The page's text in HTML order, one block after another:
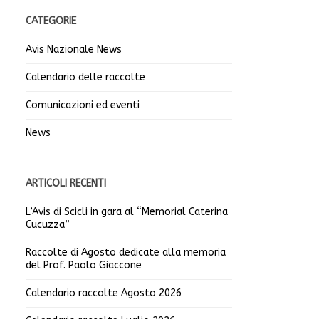
CATEGORIE
Avis Nazionale News
Calendario delle raccolte
Comunicazioni ed eventi
News
ARTICOLI RECENTI
L’Avis di Scicli in gara al “Memorial Caterina
Cucuzza”
Raccolte di Agosto dedicate alla memoria
del Prof. Paolo Giaccone
Calendario raccolte Agosto 2026